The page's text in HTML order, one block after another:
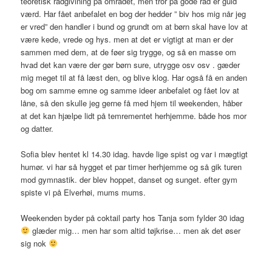
værd. Har fået anbefalet en bog der hedder ” biv hos mig når jeg
er vred” den handler i bund og grundt om at børn skal have lov at
være kede, vrede og hys. men at det er vigtigt at man er der
sammen med dem, at de føer sig trygge, og så en masse om
hvad det kan være der gør børn sure, utrygge osv osv . gæder
mig meget til at få læst den, og blive klog. Har også få en anden
bog om samme emne og samme ideer anbefalet og fået lov at
låne, så den skulle jeg gerne få med hjem til weekenden, håber
at det kan hjælpe lidt på temrementet herhjemme. både hos mor
og datter.
Sofia blev hentet kl 14.30 idag. havde lige spist og var i mægtigt
humør. vi har så hygget et par timer herhjemme og så gik turen
mod gymnastik. der blev hoppet, danset og sunget. efter gym
spiste vi på Elverhøi, mums mums.
Weekenden byder på coktail party hos Tanja som fylder 30 idag
glæder mig… men har som altid tøjkrise… men ak det øser
sig nok